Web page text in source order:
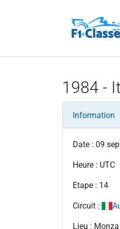
1984 -
Information
Date : 09
Heure : UTC
Etape : 14
Circuit :
Lieu : Monza